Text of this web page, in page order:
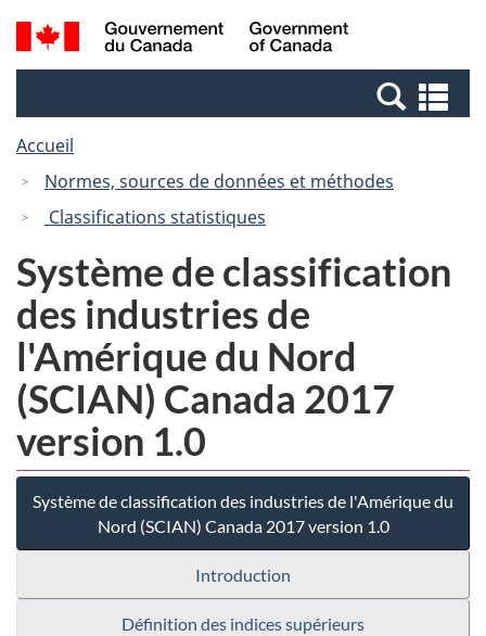
Passer
au
Passer
à
Canada
Recherche
et
et
Accueil
Normes, sources de données et méthodes
Classifications statistiques
Système de classification
des industries de
l'Amérique du Nord
(SCIAN) Canada 2017
version 1.0
Système de classification des industries de l'Amérique du
Nord (SCIAN) Canada 2017 version 1.0
Introduction
Définition des indices supérieurs